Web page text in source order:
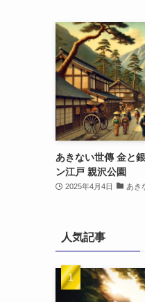
あきない世傳 金と
ン江戸 親沢公園
2025年4月4日 あき
人気記事